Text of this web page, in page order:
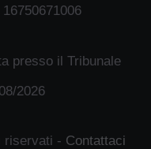
presso il Tribunale
2026
riservati - Contattaci